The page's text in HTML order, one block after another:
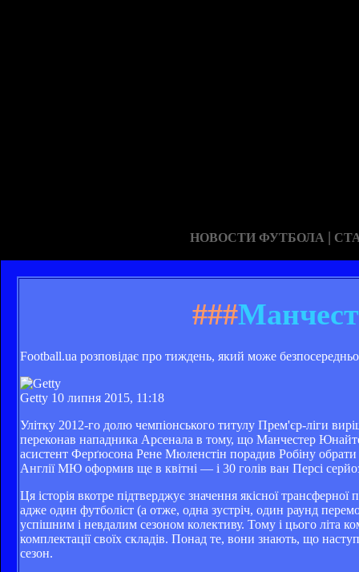
НОВОСТИ ФУТБОЛА |
###
Football.ua розповідає про тиждень, який може
Getty 10 липня 2015, 11:18
Улітку 2012-го долю чемпіонського титулу Прем'єр-ліги
переконав нападника Арсенала в тому, що Манчестер
асистент Ферґюсона Рене Мюленстін порадив Робіну
Англії МЮ оформив ще в квітні — і 30 голів ван Персі
Ця історія вкотре підтверджує значення якісної
адже один футболіст (а отже, одна зустріч, один раунд
успішним і невдалим сезоном колективу. Тому і цього літа
комплектації своїх складів. Понад те, вони знають, що
сезон.